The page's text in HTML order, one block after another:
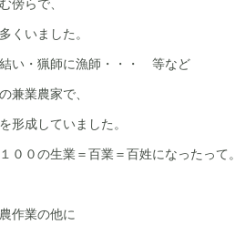
傍らで、
くいました。
い・猟師に漁師・・・ 等など
兼業農家で、
形成していました。
００の生業＝百業＝百姓になったって。
作業の他に